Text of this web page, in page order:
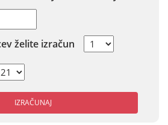
želite izračun
IZRAČUNAJ